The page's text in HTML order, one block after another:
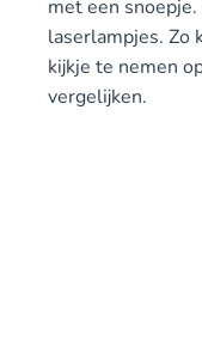
met een
laserlampjes. Zo
kijkje te nemen
vergelijken.